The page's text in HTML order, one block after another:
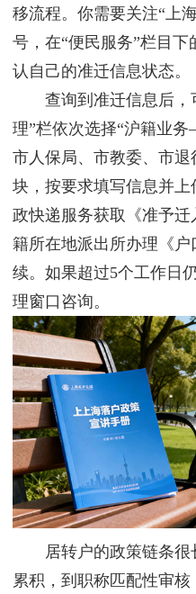
客
好
评
闻
资
讯
联
系
我
们
移流程。你需要关注“上
号，在“便民服务”栏目下
认自己的准迁信息状态。
查询到准迁信息后，
理”栏依次选择“沪籍业
市人保局、市教委、市
块，按要求填写信息并
政快递服务获取《准予
籍所在地派出所办理《
续。如果超过5个工作日
理窗口咨询。
居转户的政策链条很
累积，到职称匹配性审核